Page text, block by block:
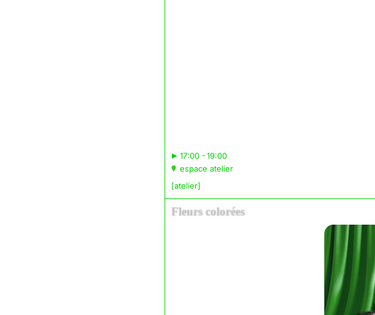
▸17:00 - 19:00
espace atelier
[atelier]
Fleurs colorées